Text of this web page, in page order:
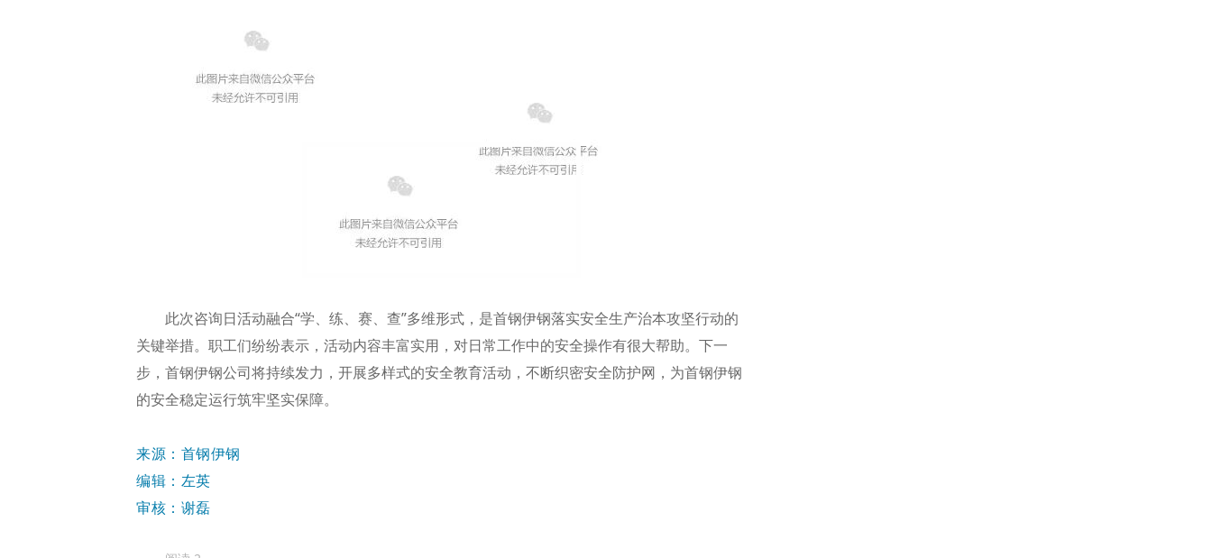
此次咨询日活动融合“学、练、赛、查”多维形式，是首钢伊钢落实安全生产治本攻坚行动的
关键举措。 职工们纷纷表示，活动内容丰富实用，对日常工作中的安全操作有很大帮助。下一
步，首钢伊钢公司将持续发力，开展多样式的安全教育活动，不断织密安全防护网，为首钢伊钢
的安全稳定运行筑牢坚实保障。
来源：首钢伊钢
编辑：左英
审核：谢磊